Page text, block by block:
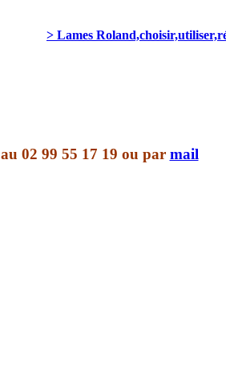
> Lames
02 99 55 17 19 ou par mail